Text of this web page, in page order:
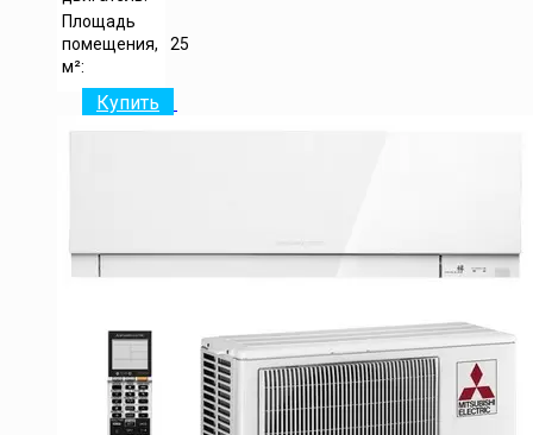
Площадь
помещения,
м²:
25
Купить